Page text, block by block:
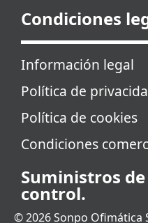
Condiciones
Información legal
Política de
Política de cookies
Condiciones
Suministros
control.
© 2026 Sonpo Ofimática